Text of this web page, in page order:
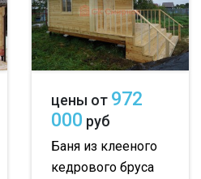
цены от 972
000 руб
Баня из клееного
кедрового бруса